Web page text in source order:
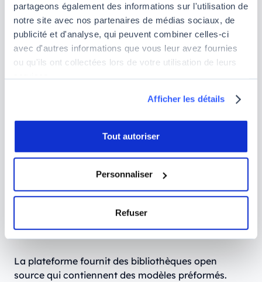
partageons également des informations sur l'utilisation de
notre site avec nos partenaires de médias sociaux, de
publicité et d'analyse, qui peuvent combiner celles-ci
avec d'autres informations que vous leur avez fournies
ou qu'ils ont collectées lors de votre utilisation de leurs
Afficher les détails
Tout autoriser
Personnaliser
Refuser
monétisés sans pour autant toucher à sa partie
communautaire. Ce modèle est très semblable à
celui de GitHub qui propose également une partie
gratuite de bonne facture et des services
spécifiques pour les clients qui en ont besoin.
Quand utiliser Hugging Face ?
La plateforme fournit des bibliothèques open
source qui contiennent des modèles préformés.